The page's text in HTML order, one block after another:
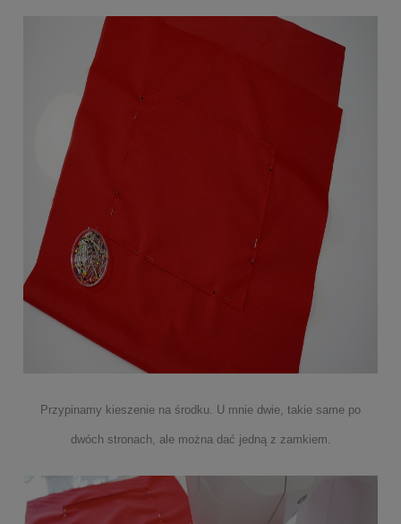
Przypinamy kieszenie na środku. U mnie dwie, takie same po
dwóch stronach, ale można dać jedną z zamkiem.